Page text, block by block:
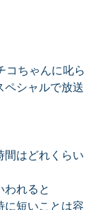
コちゃんに叱ら
ペシャルで放送
間はどれくらい
れると
に短いことは容